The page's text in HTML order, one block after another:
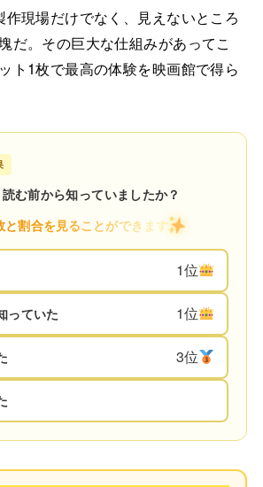
現場だけでなく、見えないところ
だ。その巨大な仕組みがあってこ
ト1枚で最高の体験を映画館で得ら
む前から知っていましたか？
と割合を見ることができます
1位
っていた 1位
3位